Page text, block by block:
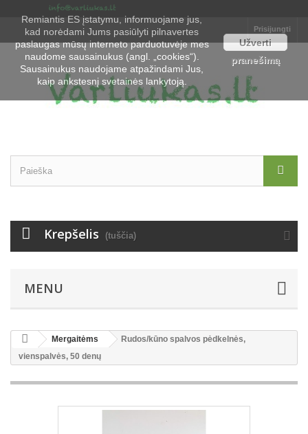
Prisijungti
Krepšelis (tuščia)
MENU
Mergaitėms
Rudos/kūno spalvos pėdkelnės,
vienspalvės, 50 denų
Remiantis ES įstatymu, informuojame jus,
kad norėdami Jums pasiūlyti pilnavertes
paslaugas mūsų interneto parduotuvėje mes
naudome sausainukus (angl. „cookies“).
Sausainukus naudojame atpažindami Jus,
kaip ankstesnį svetainės lankytoją.
Užverti
pranešimą